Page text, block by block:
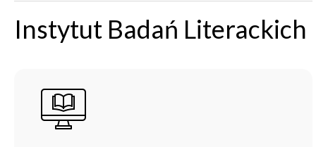
Instytut Badań Literackich